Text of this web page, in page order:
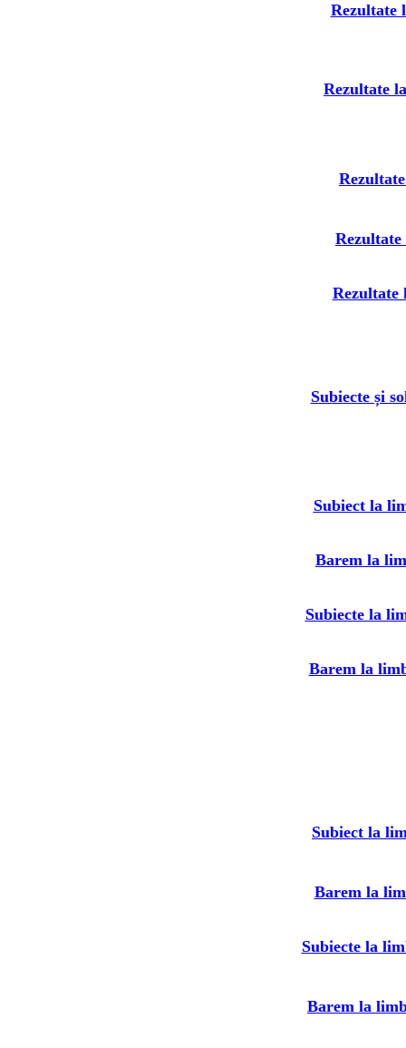
Rezultate
Rezultate
Rezultate
Subiecte și
Subiect la
Barem la
Subiecte la
Barem la
Subiect la
Barem la
Subiecte la
Barem la